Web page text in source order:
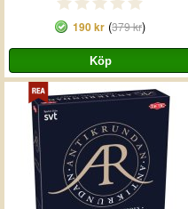
190 kr (379 kr)